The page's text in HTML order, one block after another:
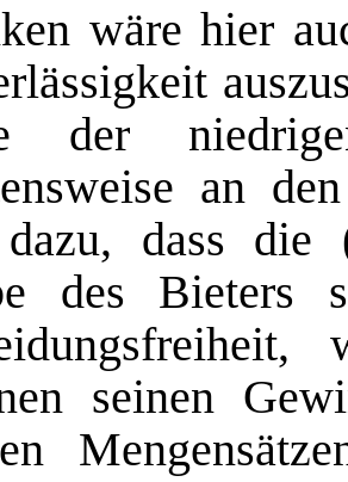
wäre hier
der
an
dass die
des Bieters
seinen